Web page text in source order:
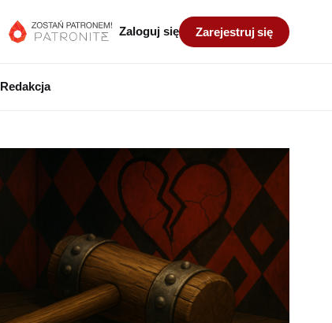
Redakcja
Zaloguj się Zarejestruj się